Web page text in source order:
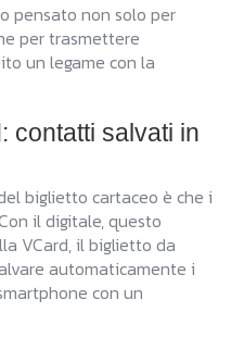
pensato non solo per
per trasmettere
un legame con la
contatti salvati in
biglietto cartaceo è che i
il digitale, questo
VCard, il biglietto da
automaticamente i
con un